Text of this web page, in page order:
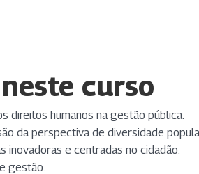
curso
direitos humanos na gestão pública.
da perspectiva de diversidade
inovadoras e centradas no cidadão.
gestão.